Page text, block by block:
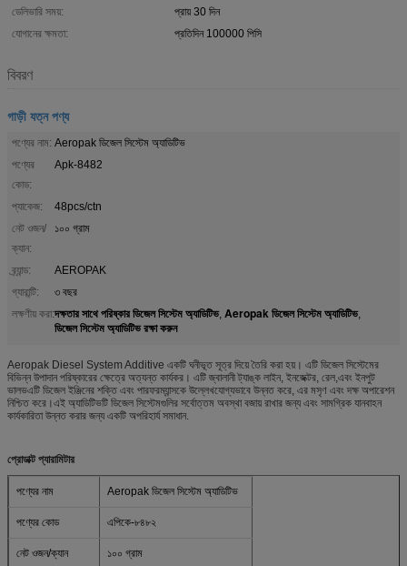
ডেলিভারি সময়:
প্রায় 30 দিন
যোগানের ক্ষমতা:
প্রতিদিন 100000 পিসি
বিবরণ
গাড়ী যত্ন পণ্য
পণ্যের নাম: Aeropak ডিজেল সিস্টেম অ্যাডিটিভ
পণ্যের
কোড:
Apk-8482
প্যাকেজ:
48pcs/ctn
নেট ওজন/
ক্যান:
১০০ গ্রাম
ব্র্যান্ড:
AEROPAK
গ্যারান্টি:
৩ বছর
লক্ষণীয় করা:দক্ষতার সাথে পরিষ্কার ডিজেল সিস্টেম অ্যাডিটিভ, Aeropak ডিজেল সিস্টেম অ্যাডিটিভ,
ডিজেল সিস্টেম অ্যাডিটিভ রক্ষা করুন
Aeropak Diesel System Additive একটি ঘনীভূত সূত্র দিয়ে তৈরি করা হয়। এটি ডিজেল সিস্টেমের
বিভিন্ন উপাদান পরিষ্কারের ক্ষেত্রে অত্যন্ত কার্যকর। এটি জ্বালানী ট্যাঙ্ক লাইন, ইনজেক্টর, রেল,এবং ইনপুট
ভালভএটি ডিজেল ইঞ্জিনের শক্তি এবং পারফরম্যান্সকে উল্লেখযোগ্যভাবে উন্নত করে, এর মসৃণ এবং দক্ষ অপারেশন
নিশ্চিত করে।এই অ্যাডিটিভটি ডিজেল সিস্টেমগুলির সর্বোত্তম অবস্থা বজায় রাখার জন্য এবং সামগ্রিক যানবাহন
কার্যকারিতা উন্নত করার জন্য একটি অপরিহার্য সমাধান.
প্রোডাক্ট প্যারামিটার
পণ্যের নাম Aeropak ডিজেল সিস্টেম অ্যাডিটিভ
পণ্যের কোড এপিকে-৮৪৮২
নেট ওজন/ক্যান ১০০ গ্রাম